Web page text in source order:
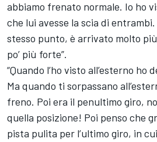
abbiamo frenato normale. Io ho
che lui avesse la scia di
stesso punto, è arrivato molto
po’ più forte”.
“Quando l’ho visto all’esterno ho
Ma quando ti sorpassano
freno. Poi era il penultimo giro,
quella posizione! Poi penso che
pista pulita per l’ultimo giro, in